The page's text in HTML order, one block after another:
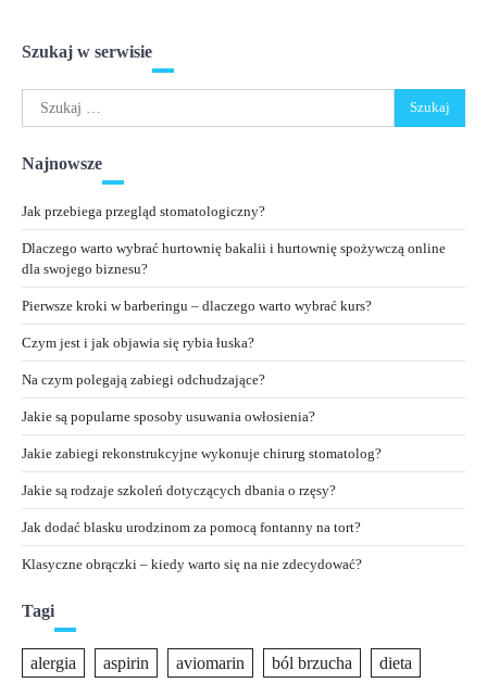
Szukaj w serwisie
Szukaj:
Najnowsze
Jak przebiega przegląd stomatologiczny?
Dlaczego warto wybrać hurtownię bakalii i hurtownię spożywczą online
dla swojego biznesu?
Pierwsze kroki w barberingu – dlaczego warto wybrać kurs?
Czym jest i jak objawia się rybia łuska?
Na czym polegają zabiegi odchudzające?
Jakie są popularne sposoby usuwania owłosienia?
Jakie zabiegi rekonstrukcyjne wykonuje chirurg stomatolog?
Jakie są rodzaje szkoleń dotyczących dbania o rzęsy?
Jak dodać blasku urodzinom za pomocą fontanny na tort?
Klasyczne obrączki – kiedy warto się na nie zdecydować?
Tagi
alergia aspirin aviomarin ból brzucha
dieta